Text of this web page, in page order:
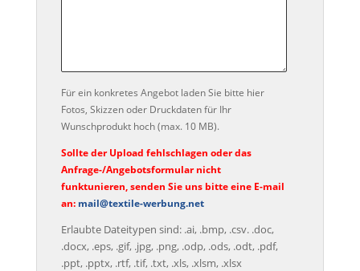
Für ein konkretes Angebot laden Sie bitte hier
Fotos, Skizzen oder Druckdaten für Ihr
Wunschprodukt hoch (max. 10 MB).
Sollte der Upload fehlschlagen oder das
Anfrage-/Angebotsformular nicht
funktunieren, senden Sie uns bitte eine E-mail
an: mail@textile-werbung.net
Erlaubte Dateitypen sind: .ai, .bmp, .csv. .doc,
.docx, .eps, .gif, .jpg, .png, .odp, .ods, .odt, .pdf,
.ppt, .pptx, .rtf, .tif, .txt, .xls, .xlsm, .xlsx